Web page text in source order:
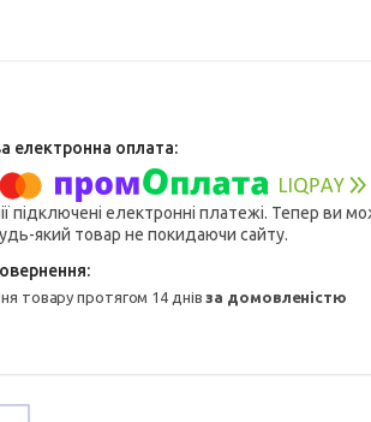
підключені електронні платежі. Тепер ви
який товар не покидаючи сайту.
товару протягом 14 днівза домовленістю